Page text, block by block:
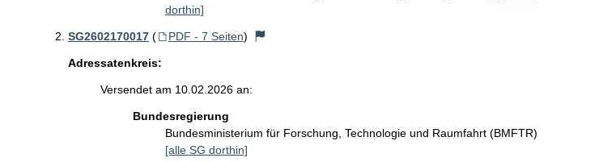
dorthin]
SG2602170017 ( PDF - 7 Seiten)
Adressatenkreis:
Versendet am 10.02.2026 an:
Bundesregierung
Bundesministerium für Forschung, Technologie und Raumfahrt (BMFTR)
[alle SG dorthin]